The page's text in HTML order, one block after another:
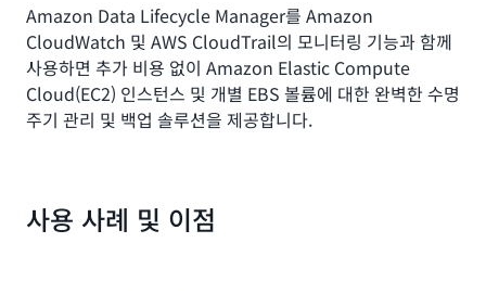
Amazon Data Lifecycle Manager를 Amazon
CloudWatch 및 AWS CloudTrail의 모니터링 기능과 함께
사용하면 추가 비용 없이 Amazon Elastic Compute
Cloud(EC2) 인스턴스 및 개별 EBS 볼륨에 대한 완벽한 수명
주기 관리 및 백업 솔루션을 제공합니다.
사용 사례 및 이점